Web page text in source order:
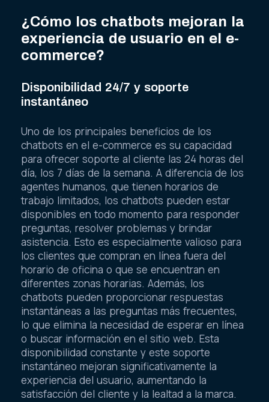
¿Cómo los chatbots mejoran la
experiencia de usuario en el e-
commerce?
Disponibilidad 24/7 y soporte
instantáneo
Uno de los principales beneficios de los
chatbots en el e-commerce es su capacidad
para ofrecer soporte al cliente las 24 horas del
día, los 7 días de la semana. A diferencia de los
agentes humanos, que tienen horarios de
trabajo limitados, los chatbots pueden estar
disponibles en todo momento para responder
preguntas, resolver problemas y brindar
asistencia. Esto es especialmente valioso para
los clientes que compran en línea fuera del
horario de oficina o que se encuentran en
diferentes zonas horarias. Además, los
chatbots pueden proporcionar respuestas
instantáneas a las preguntas más frecuentes,
lo que elimina la necesidad de esperar en línea
o buscar información en el sitio web. Esta
disponibilidad constante y este soporte
instantáneo mejoran significativamente la
experiencia del usuario, aumentando la
satisfacción del cliente y la lealtad a la marca.